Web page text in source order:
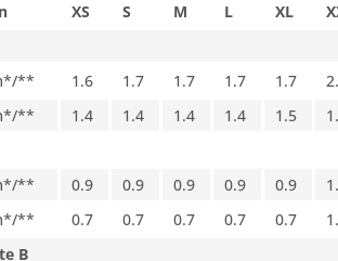
XS S M L XL
**
1.6 1.7 1.7 1.7 1.7
**
1.4 1.4 1.4 1.4 1.5
**
0.9 0.9 0.9 0.9 0.9
**
0.7 0.7 0.7 0.7 0.7
B